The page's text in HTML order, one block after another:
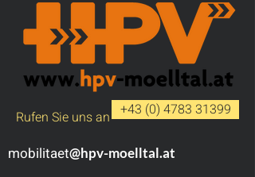
Rufen Sie uns an +43 (0) 4783 31399
mobilitaet@hpv-moelltal.at